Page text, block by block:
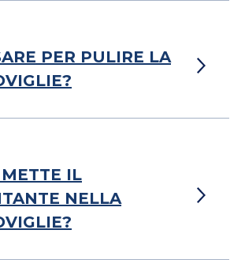
PER PULIRE LA
IL
NELLA